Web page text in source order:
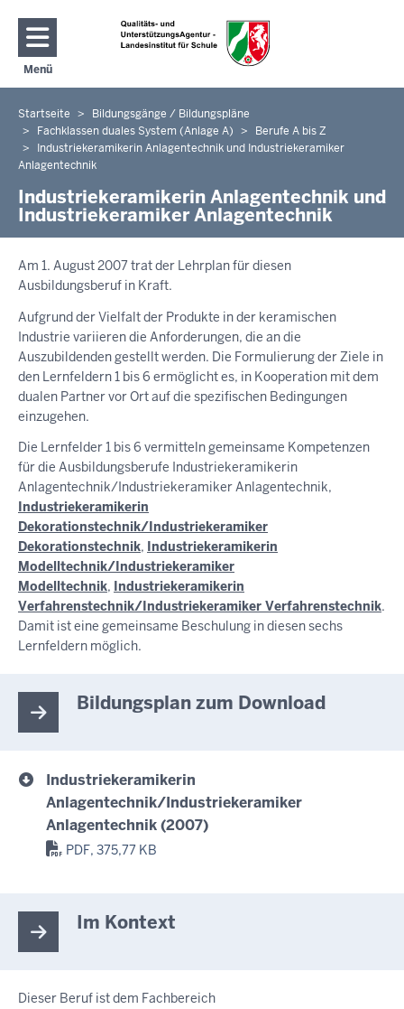
Direkt zum Inhalt
Menü
Navigation aktivieren/deaktivieren: Hauptmenü
Sie
befinden
sich
Startseite
Bildungsgänge / Bildungspläne
Fachklassen duales System (Anlage A)
Berufe A bis Z
Industriekeramikerin Anlagentechnik und Industriekeramiker
Anlagentechnik
Industriekeramikerin Anlagentechnik und
Industriekeramiker Anlagentechnik
Am 1. August 2007 trat der Lehrplan für diesen
Ausbildungsberuf in Kraft.
Aufgrund der Vielfalt der Produkte in der keramischen
Industrie variieren die Anforderungen, die an die
Auszubildenden gestellt werden. Die Formulierung der Ziele in
den Lernfeldern 1 bis 6 ermöglicht es, in Kooperation mit dem
dualen Partner vor Ort auf die spezifischen Bedingungen
einzugehen.
Die Lernfelder 1 bis 6 vermitteln gemeinsame Kompetenzen
für die Ausbildungsberufe Industriekeramikerin
Anlagentechnik/Industriekeramiker Anlagentechnik,
Industriekeramikerin
Dekorationstechnik/Industriekeramiker
Dekorationstechnik, Industriekeramikerin
Modelltechnik/Industriekeramiker
Modelltechnik, Industriekeramikerin
Verfahrenstechnik/Industriekeramiker Verfahrenstechnik.
Damit ist eine gemeinsame Beschulung in diesen sechs
Lernfeldern möglich.
Bildungsplan zum Download
Industriekeramikerin
Anlagentechnik/Industriekeramiker
Anlagentechnik (2007)
PDF, 375,77 KB
Im Kontext
Dieser Beruf ist dem Fachbereich